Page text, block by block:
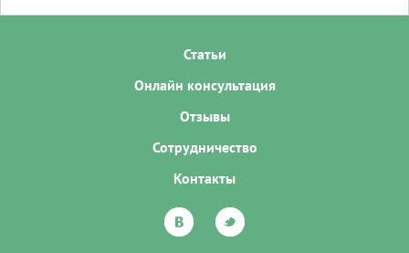
Статьи
Онлайн консультация
Отзывы
Сотрудничество
Контакты